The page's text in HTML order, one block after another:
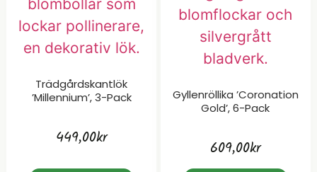
Trädgårdskantlök
’Millennium’, 3-Pack
449,00kr
Gyllenröllika ’Coronation
Gold’, 6-Pack
609,00kr